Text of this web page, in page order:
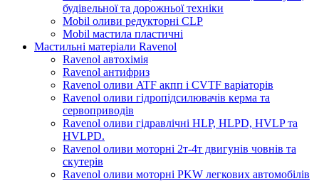
будівельної та дорожньої техніки
Mobil оливи редукторні CLP
Mobil мастила пластичні
Мастильні матеріали Ravenol
Ravenol автохімія
Ravenol антифриз
Ravenol оливи ATF акпп і CVTF варіаторів
Ravenol оливи гідропідсилювачів керма та
сервоприводів
Ravenol оливи гідравлічні HLP, HLPD, HVLP та
HVLPD.
Ravenol оливи моторні 2т-4т двигунів човнів та
скутерів
Ravenol оливи моторні PKW легкових автомобілів